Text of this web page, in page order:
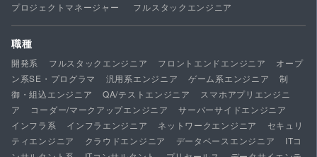
プロジェクトマネージャー
フルスタックエンジニア
職種
開発系 フルスタックエンジニア フロントエンドエンジニア
オープ
ン系SE・プログラマ
汎用系エンジニア ゲーム系エンジニア
制
御・組込エンジニア
QA/テストエンジニア
スマホアプリエンジニ
ア
コーダー/マークアップエンジニア
サーバーサイドエンジニア
インフラ系
インフラエンジニア ネットワークエンジニア
セキュリ
ティエンジニア
クラウドエンジニア データベースエンジニア
ITコ